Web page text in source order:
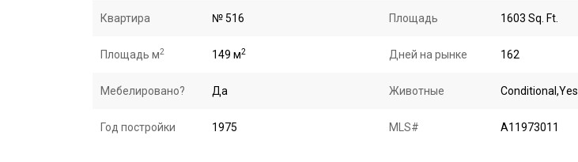
Квартира № 516 Площадь 1603 Sq. Ft.
Площадь м2 149 м2 Дней на рынке 162
Мебелировано? Да Животные Conditional,Yes
Год постройки 1975 MLS# A11973011